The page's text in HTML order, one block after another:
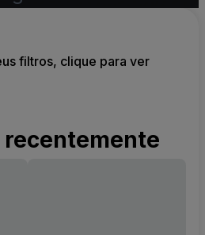
filtros, clique para ver